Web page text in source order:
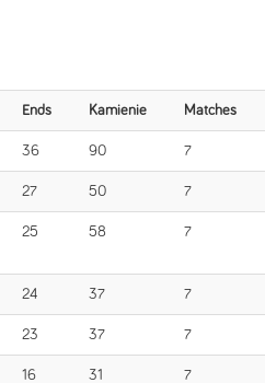
Ends Kamienie Matches
36 90 7
27 50 7
25 58 7
24 37 7
23 37 7
16 31 7